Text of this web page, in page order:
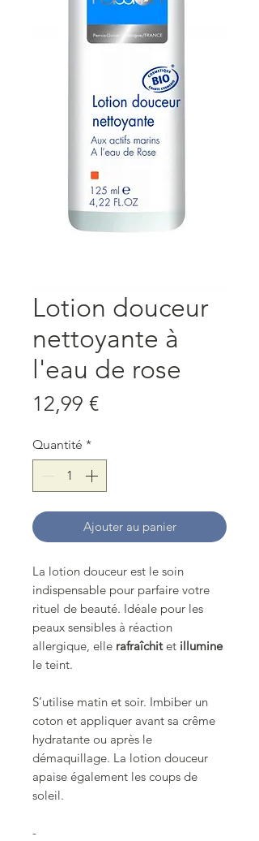
Lotion douceur
nettoyante à
l'eau de rose
12,99 €Prix
Quantité *
Ajouter au panier
La lotion douceur est le soin
indispensable pour parfaire votre
rituel de beauté. Idéale pour les
peaux sensibles à réaction
allergique, elle rafraîchitet illumine
le teint.
S’utilise matin et soir. Imbiber un
coton et appliquer avant sa crême
hydratante ou après le
démaquillage. La lotion douceur
apaise également les coups de
soleil.
-